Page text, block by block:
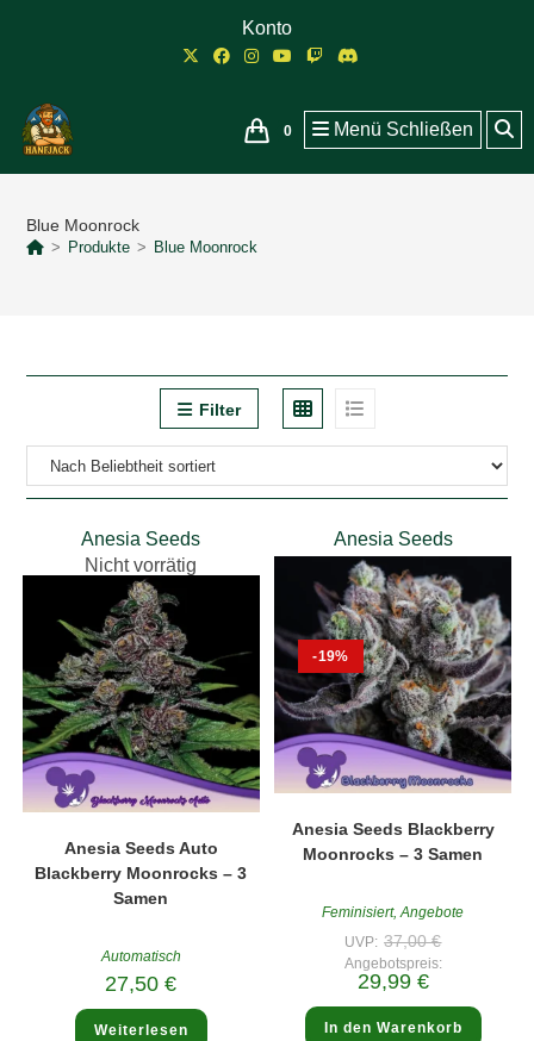
Konto
0 Menü Schließen
Blue Moonrock
> Produkte > Blue Moonrock
Filter
Anesia Seeds
Nicht vorrätig
Anesia Seeds Auto
Blackberry Moonrocks – 3
Samen
Automatisch
27,50€
Weiterlesen
Anesia Seeds
-19%
Anesia Seeds Blackberry
Moonrocks – 3 Samen
Feminisiert,Angebote
UVP: 37,00€
war:
Angebotspreis:
29,99 €Aktueller
Preis
ist:
29,99 €.
In den Warenkorb